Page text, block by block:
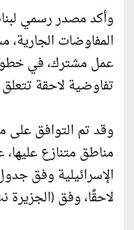
وأكد مصدر رسمي
المفاوضات
عمل مشترك، في
تفاوضية لاحقة
وقد تم التوافق على
مناطق متنازع
الإسرائيلية وفق
لاحقًا، وفق (الجزيرة